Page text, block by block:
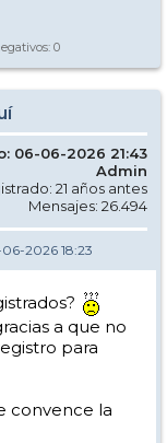
0
06-06-2026 21:43
Admin
21 años antes
Mensajes: 26.494
2026 18:23
a que no
para
convence la